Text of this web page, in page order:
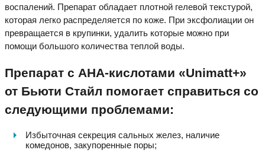
воспалений. Препарат обладает плотной гелевой текстурой,
которая легко распределяется по коже. При эксфолиации он
превращается в крупинки, удалить которые можно при
помощи большого количества теплой воды.
Препарат с АНА-кислотами «Unimatt+»
от Бьюти Стайл помогает справиться со
следующими проблемами:
Избыточная секреция сальных желез, наличие
комедонов, закупоренные поры;